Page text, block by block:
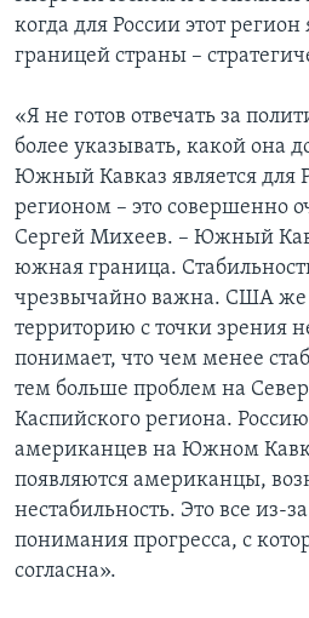
когда для России этот
границей страны –
«Я не готов отвечать за
более указывать, какой она
Южный Кавказ является для
регионом – это совершенно
Сергей Михеев. – Южный
южная граница.
чрезвычайно важна. США же
территорию с точки зрения
понимает, что чем менее
тем больше проблем на
Каспийского региона.
американцев на Южном
появляются американцы,
нестабильность. Это все из-
понимания прогресса, с
согласна».